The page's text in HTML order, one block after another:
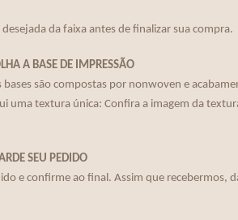
da faixa antes de finalizar sua compra.
A BASE DE IMPRESSÃO
bases são compostas por nonwoven e
uma textura única: Confira a imagem da
SEU PEDIDO
e confirme ao final. Assim que recebermos,